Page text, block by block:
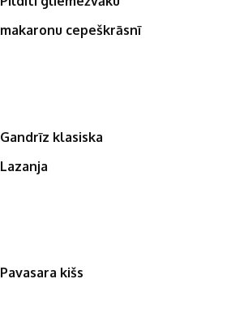
makaronu cepeškrāsnī
Gandrīz klasiska
Lazanja
Pavasara kišs